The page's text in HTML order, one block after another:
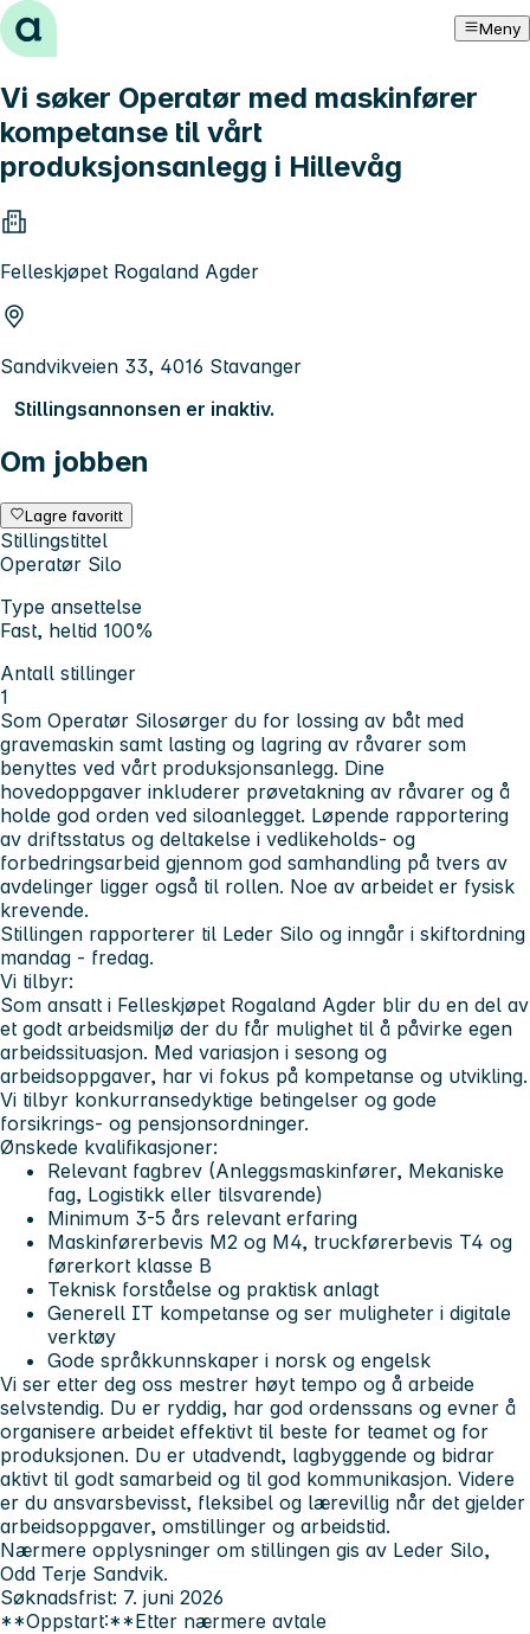
Hopp til innhold Meny
Vi søker Operatør med maskinfører
kompetanse til vårt
produksjonsanlegg i Hillevåg
Felleskjøpet Rogaland Agder
Sandvikveien 33, 4016 Stavanger
Stillingsannonsen er inaktiv.
Om jobben
Lagre favoritt
Stillingstittel
Operatør Silo
Type ansettelse
Fast, heltid 100%
Antall stillinger
1
Som Operatør Silosørger du for lossing av båt med
gravemaskin samt lasting og lagring av råvarer som
benyttes ved vårt produksjonsanlegg. Dine
hovedoppgaver inkluderer prøvetakning av råvarer og å
holde god orden ved siloanlegget. Løpende rapportering
av driftsstatus og deltakelse i vedlikeholds- og
forbedringsarbeid gjennom god samhandling på tvers av
avdelinger ligger også til rollen. Noe av arbeidet er fysisk
krevende.
Stillingen rapporterer til Leder Silo og inngår i skiftordning
mandag - fredag.
Vi tilbyr:
Som ansatt i Felleskjøpet Rogaland Agder blir du en del av
et godt arbeidsmiljø der du får mulighet til å påvirke egen
arbeidssituasjon. Med variasjon i sesong og
arbeidsoppgaver, har vi fokus på kompetanse og utvikling.
Vi tilbyr konkurransedyktige betingelser og gode
forsikrings- og pensjonsordninger.
Ønskede kvalifikasjoner:
Relevant fagbrev (Anleggsmaskinfører, Mekaniske
fag, Logistikk eller tilsvarende)
Minimum 3-5 års relevant erfaring
Maskinførerbevis M2 og M4, truckførerbevis T4 og
førerkort klasse B
Teknisk forståelse og praktisk anlagt
Generell IT kompetanse og ser muligheter i digitale
verktøy
Gode språkkunnskaper i norsk og engelsk
Vi ser etter deg oss mestrer høyt tempo og å arbeide
selvstendig. Du er ryddig, har god ordenssans og evner å
organisere arbeidet effektivt til beste for teamet og for
produksjonen. Du er utadvendt, lagbyggende og bidrar
aktivt til godt samarbeid og til god kommunikasjon. Videre
er du ansvarsbevisst, fleksibel og lærevillig når det gjelder
arbeidsoppgaver, omstillinger og arbeidstid.
Nærmere opplysninger om stillingen gis av Leder Silo,
Odd Terje Sandvik.
Søknadsfrist: 7. juni 2026
**Oppstart:**Etter nærmere avtale